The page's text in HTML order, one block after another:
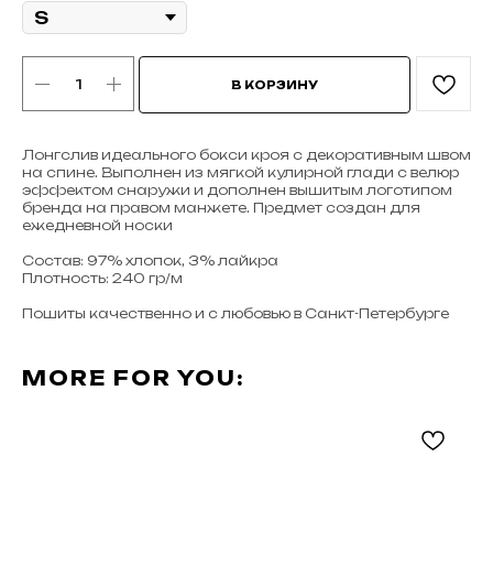
В КОРЗИНУ
Лонгслив идеального бокси кроя с декоративным швом
на спине. Выполнен из мягкой кулирной глади с велюр
эффектом снаружи и дополнен вышитым логотипом
бренда на правом манжете. Предмет создан для
ежедневной носки
Состав: 97% хлопок, 3% лайкра
Плотность: 240 гр/м
Пошиты качественно и с любовью в Санкт-Петербурге
MORE FOR YOU: